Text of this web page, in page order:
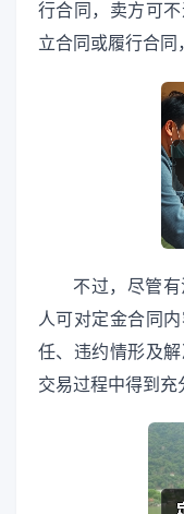
行合同，卖方可
立合同或履行合同
不过，尽管
人可对定金合同
任、违约情形及
交易过程中得到充